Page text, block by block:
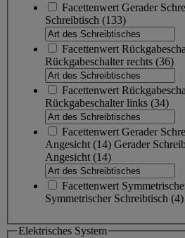
Facettenwert Gerader
Schreibtisch (133)
Facettenwert
Rückgabeschalter rechts (36)
Facettenwert
Rückgabeschalter links (34)
Facettenwert Gerader
Angesicht (14) Gerader
Angesicht (14)
Facettenwert
Symmetrischer Schreibtisch (4)
Elektrisches System